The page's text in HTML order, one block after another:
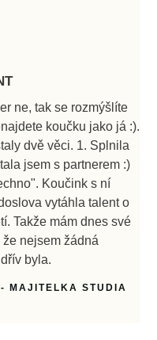
ne, tak se rozmýšlíte
koučku jako já :).
dvě věci. 1. Splnila
jsem s partnerem :)
Koučink s ní
vytáhla talent o
Takže mám dnes své
nejsem žádná
byla.
MAJITELKA STUDIA